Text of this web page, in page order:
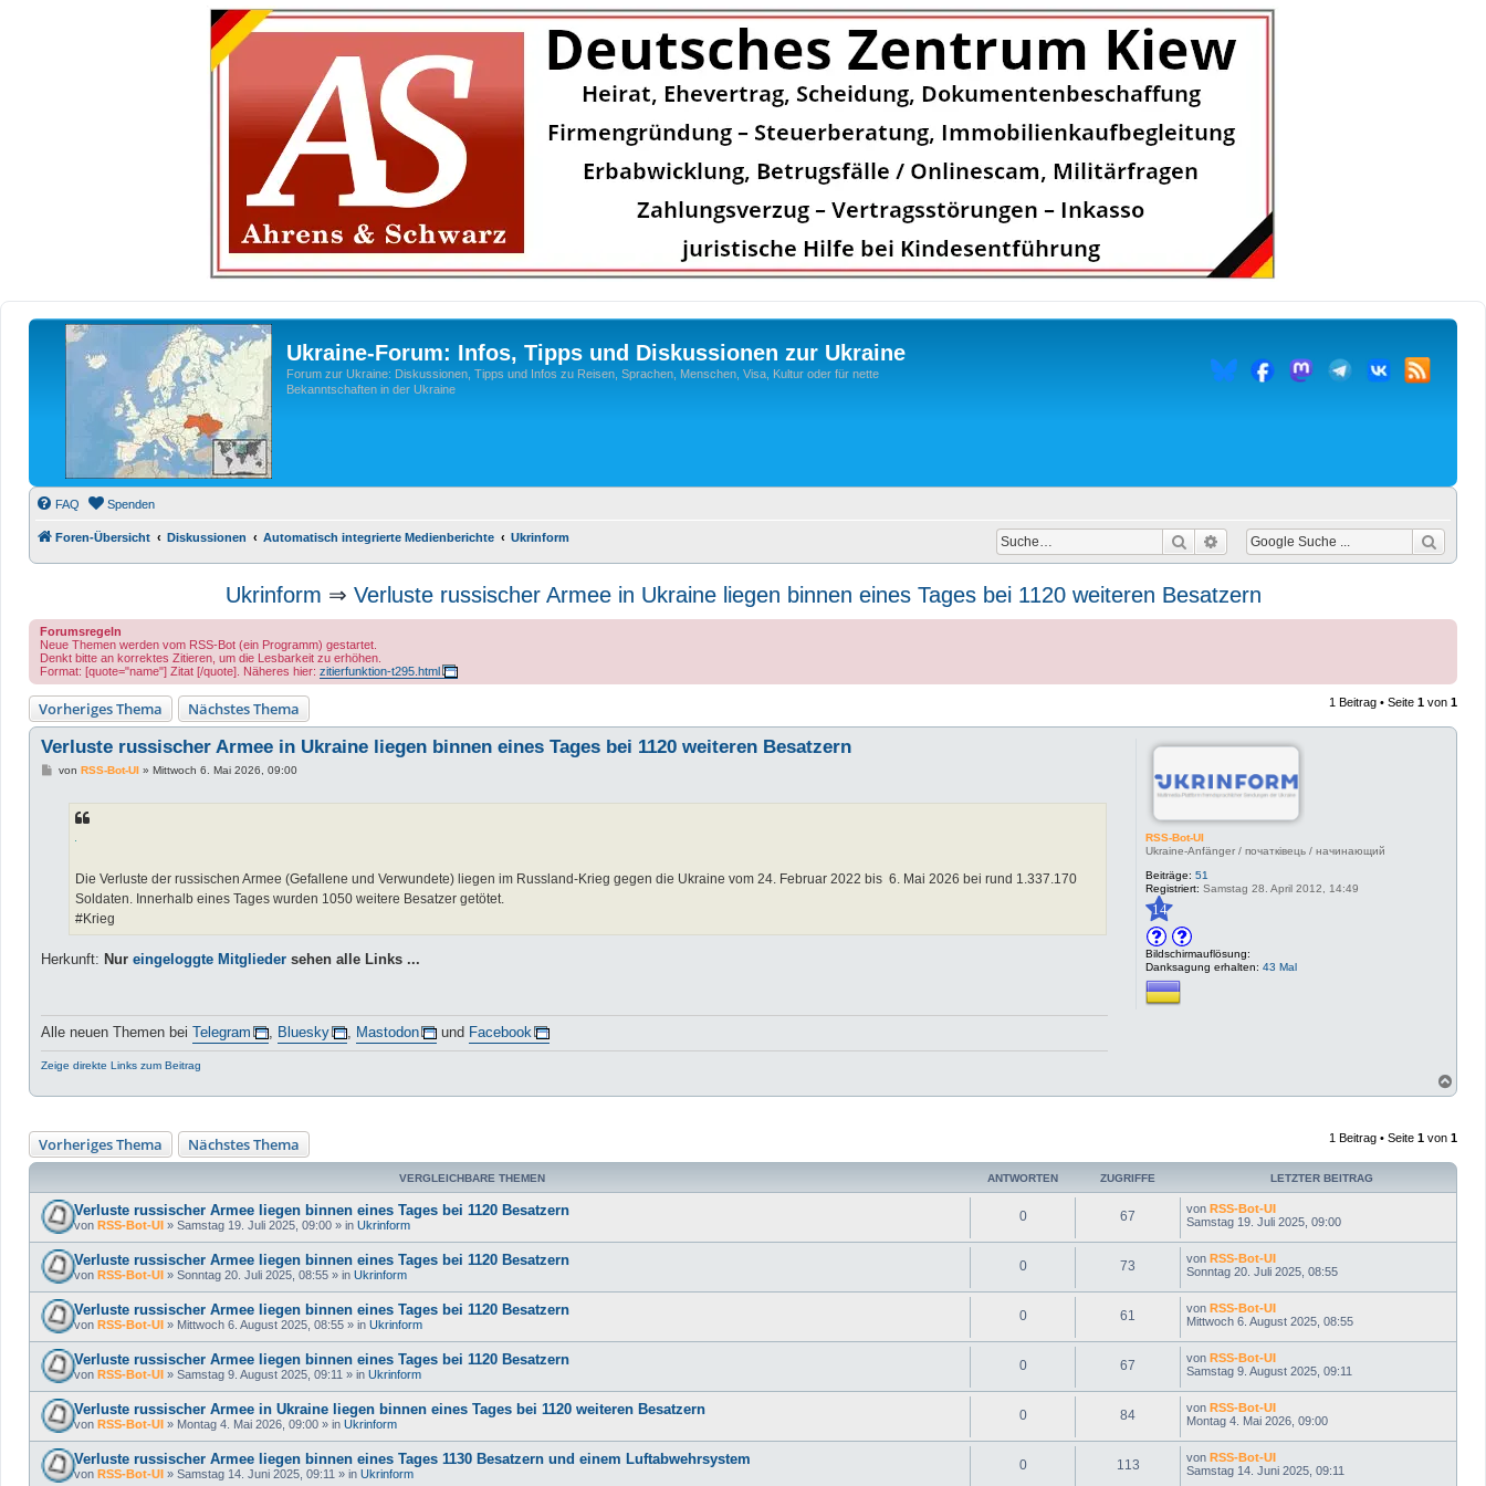
Ukraine-Forum: Infos, Tipps und Diskussionen zur Ukraine
Forum zur Ukraine: Diskussionen, Tipps und Infos zu Reisen, Sprachen, Menschen, Visa, Kultur oder für nette
Bekanntschaften in der Ukraine
FAQ Spenden
Foren-Übersicht Diskussionen Automatisch integrierte Medienberichte Ukrinform Suche Erweiterte Suche
Ukrinform ⇒ Verluste russischer Armee in Ukraine liegen binnen eines Tages bei 1120 weiteren Besatzern
Forumsregeln
Neue Themen werden vom RSS-Bot (ein Programm) gestartet.
Denkt bitte an korrektes Zitieren, um die Lesbarkeit zu erhöhen.
Format: [quote="name"] Zitat [/quote]. Näheres hier: zitierfunktion-t295.html
Vorheriges Thema Nächstes Thema 1 Beitrag • Seite 1 von 1
RSS-Bot-UI
Ukraine-Anfänger / початківець / начинающий
Beiträge: 51
Registriert: Samstag 28. April 2012, 14:49
14
Bildschirmauflösung:
Danksagung erhalten: 43 Mal
Verluste russischer Armee in Ukraine liegen binnen eines Tages bei 1120 weiteren Besatzern
Bvon RSS-Bot-UI» Mittwoch 6. Mai 2026, 09:00
Die Verluste der russischen Armee (Gefallene und Verwundete) liegen im Russland-Krieg gegen die Ukraine vom 24. Februar 2022 bis 6. Mai 2026 bei rund 1.337.170
Soldaten. Innerhalb eines Tages wurden 1050 weitere Besatzer getötet.
#Krieg
Herkunft: Nur eingeloggte Mitglieder sehen alle Links ...
Alle neuen Themen bei Telegram Bluesky Mastodon und Facebook
Zeige direkte Links zum Beitrag
a
o
e
Vorheriges Thema Nächstes Thema 1 Beitrag • Seite 1 von 1
VERGLEICHBARE THEMEN ANTWORTEN ZUGRIFFE LETZTER BEITRAG
Verluste russischer Armee liegen binnen eines Tages bei 1120 Besatzern
von RSS-Bot-UI » Samstag 19. Juli 2025, 09:00 » in Ukrinform
0 67 von RSS-Bot-UI
Samstag 19. Juli 2025, 09:00
Verluste russischer Armee liegen binnen eines Tages bei 1120 Besatzern
von RSS-Bot-UI » Sonntag 20. Juli 2025, 08:55 » in Ukrinform
0 73 von RSS-Bot-UI
Sonntag 20. Juli 2025, 08:55
Verluste russischer Armee liegen binnen eines Tages bei 1120 Besatzern
von RSS-Bot-UI » Mittwoch 6. August 2025, 08:55 » in Ukrinform
0 61 von RSS-Bot-UI
Mittwoch 6. August 2025, 08:55
Verluste russischer Armee liegen binnen eines Tages bei 1120 Besatzern
von RSS-Bot-UI » Samstag 9. August 2025, 09:11 » in Ukrinform
0 67 von RSS-Bot-UI
Samstag 9. August 2025, 09:11
Verluste russischer Armee in Ukraine liegen binnen eines Tages bei 1120 weiteren Besatzern
von RSS-Bot-UI » Montag 4. Mai 2026, 09:00 » in Ukrinform
0 84 von RSS-Bot-UI
Montag 4. Mai 2026, 09:00
Verluste russischer Armee liegen binnen eines Tages 1130 Besatzern und einem Luftabwehrsystem
von RSS-Bot-UI » Samstag 14. Juni 2025, 09:11 » in Ukrinform
0 113 von RSS-Bot-UI
Samstag 14. Juni 2025, 09:11